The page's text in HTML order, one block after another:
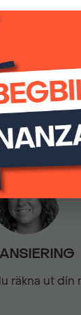
Fällbara
Inbyggd
LED
(inkl.moms)
räkna ut